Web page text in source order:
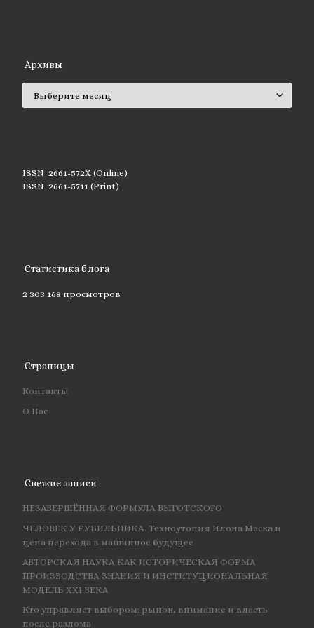
Архивы
ISSN 2661-572X (Online)
ISSN 2661-5711 (Print)
Статистика блога
2 303 168 просмотров
Страницы
Контакты
О Нас
Свежие записи
НЕЗАВЕРШЁННАЯ ФОРМУЛА ВЫГОТСКОГО
ЧЕЛОВЕК У РУБИЛЬНИКА. Техноутопия Илона Маска и
цена перехода в машинное будущее
АВТОРСКАЯ НАУКА КАК ИСТОРИЧЕСКАЯ ФОРМА
ПРОИЗВОДСТВА ЗНАНИЯ И ИНСТИТУЦИОНАЛЬНАЯ
МОДЕЛЬ XXI ВЕКА
Кто управляет выбором: рынок, внимание и власть
после разлома